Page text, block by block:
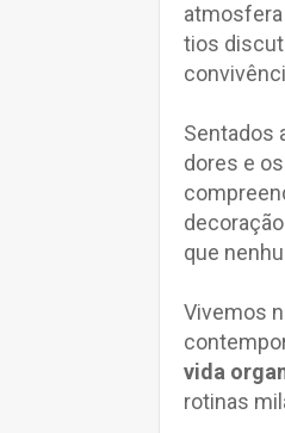
atmosfera
tios
Sentados
dores e
que
Vivemos
vida
rotinas